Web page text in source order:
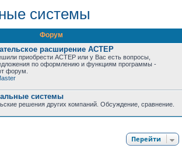
системы
Форум
расширение АСТЕР
приобрести АСТЕР или у Вас есть вопросы,
по оформлению и функциям программы -
форум.
системы
решения других компаний. Обсуждение, сравнение.
Перейти